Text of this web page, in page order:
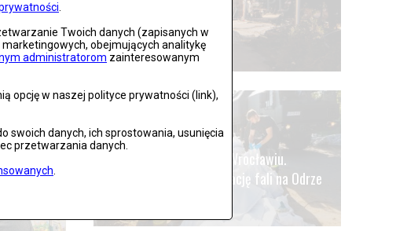
Twoich danych (zapisanych w
obejmujących analitykę
administratorom zainteresowanym
opcję w naszej polityce prywatności (link),
swoich danych, ich sprostowania, usunięcia
przetwarzania danych.
Lądek Zdrój po powodzi
Zdjęć: 59
Alarm powodziowy we Wrocławiu.
Oczekiwanie na kulminację fali na Odrze